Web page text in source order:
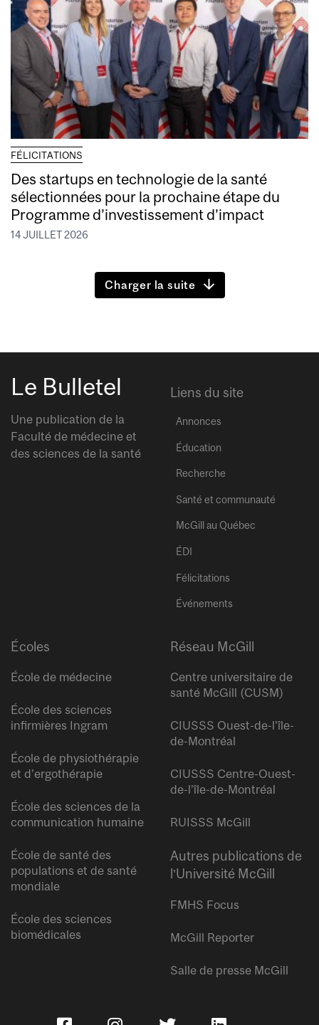
FÉLICITATIONS
Des startups en technologie de la santé
sélectionnées pour la prochaine étape du
Programme d’investissement d’impact
14 JUILLET 2026
Charger la suite
Le Bulletel
Une publication de la
Faculté de médecine et
des sciences de la santé
Liens du site
Annonces
Éducation
Recherche
Santé et communauté
McGill au Québec
ÉDI
Félicitations
Événements
Écoles
École de médecine
École des sciences
infirmières Ingram
École de physiothérapie
et d’ergothérapie
École des sciences de la
communication humaine
École de santé des
populations et de santé
mondiale
École des sciences
biomédicales
Réseau McGill
Centre universitaire de
santé McGill (CUSM)
CIUSSS Ouest-de-l’île-
de-Montréal
CIUSSS Centre-Ouest-
de-l’île-de-Montréal
RUISSS McGill
Autres publications de
l’Université McGill
FMHS Focus
McGill Reporter
Salle de presse McGill